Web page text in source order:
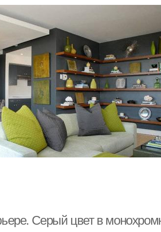
Серый цвет в